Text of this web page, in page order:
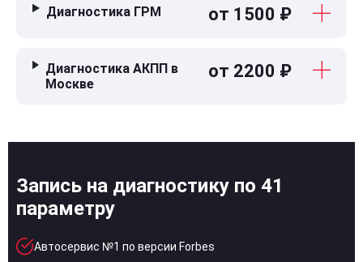
Диагностика ГРМ от 1500 ₽
Диагностика АКПП в
Москве
от 2200 ₽
Запись на диагностику по 41
параметру
Автосервис №1 по версии Forbes